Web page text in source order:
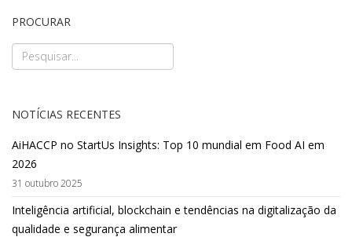
PROCURAR
NOTÍCIAS RECENTES
AiHACCP no StartUs Insights: Top 10 mundial em Food AI em
2026
31 outubro 2025
Inteligência artificial, blockchain e tendências na digitalização da
qualidade e segurança alimentar